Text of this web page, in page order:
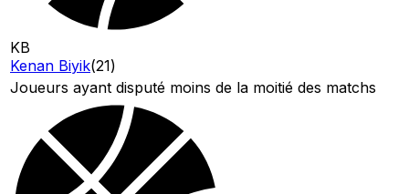
KB
Kenan Biyik(21)
Joueurs ayant disputé moins de la moitié des matchs